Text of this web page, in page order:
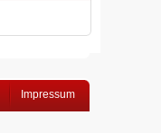
Impressum